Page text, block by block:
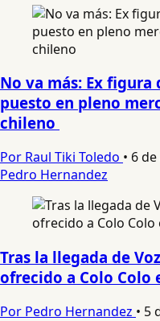
No va más: Ex figura
puesto en pleno
chileno
Por Raul Tiki Toledo • 6
Pedro Hernandez
Tras la llegada de
ofrecido a Colo Colo
Por Pedro Hernandez • 5